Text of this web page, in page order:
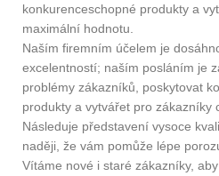
konkurenceschopné produkty a
maximální hodnotu.
Naším firemním účelem je
excelentností; naším posláním je
problémy zákazníků, poskytovat
produkty a vytvářet pro zákazníky
Následuje představení vysoce
naději, že vám pomůže lépe
Vítáme nové i staré zákazníky,